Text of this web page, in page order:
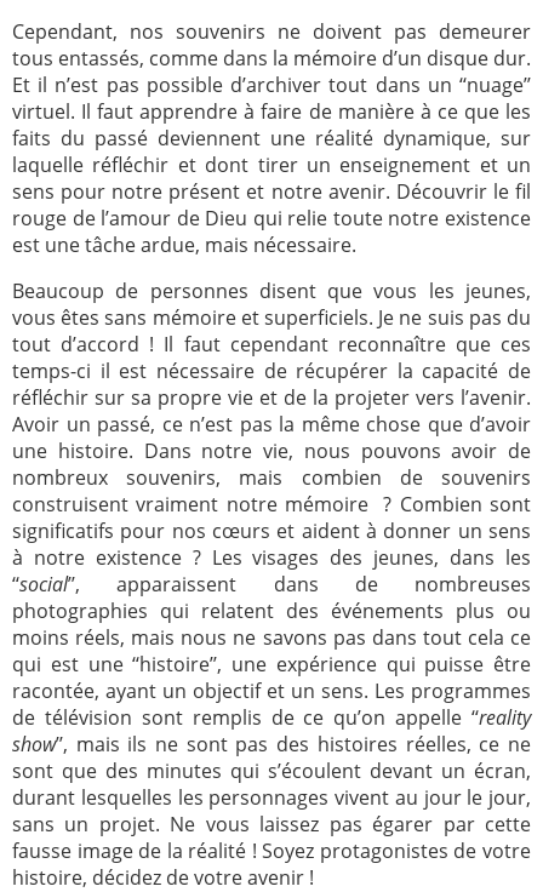
Cependant, nos souvenirs ne doivent pas demeurer
tous entassés, comme dans la mémoire d’un disque dur.
Et il n’est pas possible d’archiver tout dans un ‘‘nuage’’
virtuel. Il faut apprendre à faire de manière à ce que les
faits du passé deviennent une réalité dynamique, sur
laquelle réfléchir et dont tirer un enseignement et un
sens pour notre présent et notre avenir. Découvrir le fil
rouge de l’amour de Dieu qui relie toute notre existence
est une tâche ardue, mais nécessaire.
Beaucoup de personnes disent que vous les jeunes,
vous êtes sans mémoire et superficiels. Je ne suis pas du
tout d’accord ! Il faut cependant reconnaître que ces
temps-ci il est nécessaire de récupérer la capacité de
réfléchir sur sa propre vie et de la projeter vers l’avenir.
Avoir un passé, ce n’est pas la même chose que d’avoir
une histoire. Dans notre vie, nous pouvons avoir de
nombreux souvenirs, mais combien de souvenirs
construisent vraiment notre mémoire ? Combien sont
significatifs pour nos cœurs et aident à donner un sens
à notre existence ? Les visages des jeunes, dans les
‘‘social’’, apparaissent dans de nombreuses
photographies qui relatent des événements plus ou
moins réels, mais nous ne savons pas dans tout cela ce
qui est une ‘‘histoire’’, une expérience qui puisse être
racontée, ayant un objectif et un sens. Les programmes
de télévision sont remplis de ce qu’on appelle ‘‘reality
show’’, mais ils ne sont pas des histoires réelles, ce ne
sont que des minutes qui s’écoulent devant un écran,
durant lesquelles les personnages vivent au jour le jour,
sans un projet. Ne vous laissez pas égarer par cette
fausse image de la réalité ! Soyez protagonistes de votre
histoire, décidez de votre avenir !